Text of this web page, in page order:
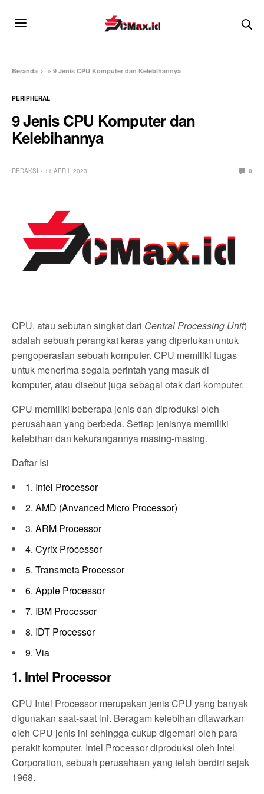
Beranda »9 Jenis CPU Komputer dan Kelebihannya
PERIPHERAL
9 Jenis CPU Komputer dan
Kelebihannya
REDAKSI 11 APRIL 2023 0
CPU, atau sebutan singkat dari Central Processing Unit)
adalah sebuah perangkat keras yang diperlukan untuk
pengoperasian sebuah komputer. CPU memiliki tugas
untuk menerima segala perintah yang masuk di
komputer, atau disebut juga sebagai otak dari komputer.
CPU memiliki beberapa jenis dan diproduksi oleh
perusahaan yang berbeda. Setiap jenisnya memiliki
kelebihan dan kekurangannya masing-masing.
Daftar Isi
1. Intel Processor
2. AMD (Anvanced Micro Processor)
3. ARM Processor
4. Cyrix Processor
5. Transmeta Processor
6. Apple Processor
7. IBM Processor
8. IDT Processor
9. Via
1. Intel Processor
CPU Intel Processor merupakan jenis CPU yang banyak
digunakan saat-saat ini. Beragam kelebihan ditawarkan
oleh CPU jenis ini sehingga cukup digemari oleh para
perakit komputer. Intel Processor diproduksi oleh Intel
Corporation, sebuah perusahaan yang telah berdiri sejak
1968.